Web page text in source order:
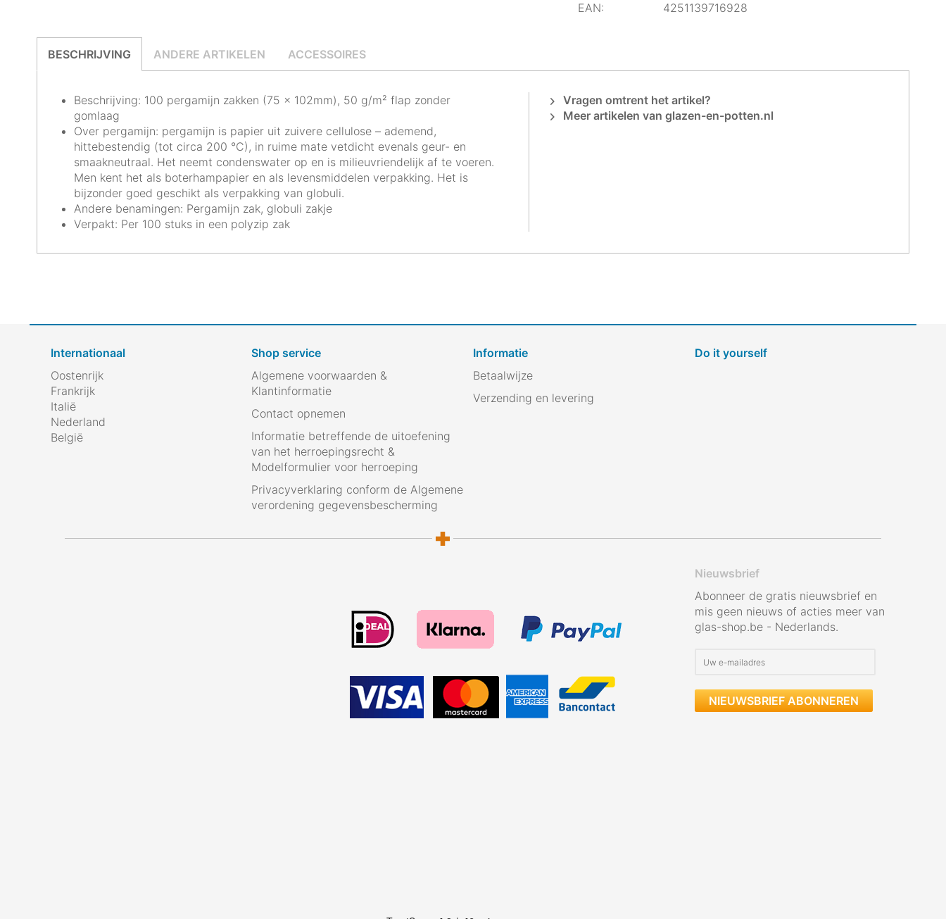
EAN:
4251139716928
BESCHRIJVING ANDERE ARTIKELEN ACCESSOIRES
Beschrijving: 100 pergamijn zakken (75 x 102mm), 50 g/m² flap zonder
gomlaag
Over pergamijn: pergamijn is papier uit zuivere cellulose – ademend,
hittebestendig (tot circa 200 °C), in ruime mate vetdicht evenals geur- en
smaakneutraal. Het neemt condenswater op en is milieuvriendelijk af te voeren.
Men kent het als boterhampapier en als levensmiddelen verpakking. Het is
bijzonder goed geschikt als verpakking van globuli.
Andere benamingen: Pergamijn zak, globuli zakje
Verpakt: Per 100 stuks in een polyzip zak
Vragen omtrent het artikel?
Meer artikelen van glazen-en-potten.nl
Internationaal
Oostenrijk
Frankrijk
Italië
Nederland
België
Shop service
Algemene voorwaarden &
Klantinformatie
Contact opnemen
Informatie betreffende de uitoefening
van het herroepingsrecht &
Modelformulier voor herroeping
Privacyverklaring conform de Algemene
verordening gegevensbescherming
Informatie
Betaalwijze
Verzending en levering
Do it yourself
Nieuwsbrief
Abonneer de gratis nieuwsbrief en
mis geen nieuws of acties meer van
glas-shop.be - Nederlands.
NIEUWSBRIEF ABONNEREN